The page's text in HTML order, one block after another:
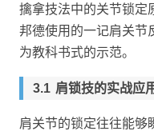
擒拿技法中的关节锁定
邦德使用的一记肩关节
为教科书式的示范。
肩锁技的实战应
肩关节的锁定往往能够